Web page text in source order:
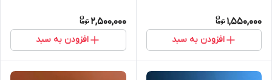
1,550,000
افزودن به سبد
2,500,000
افزودن به سبد